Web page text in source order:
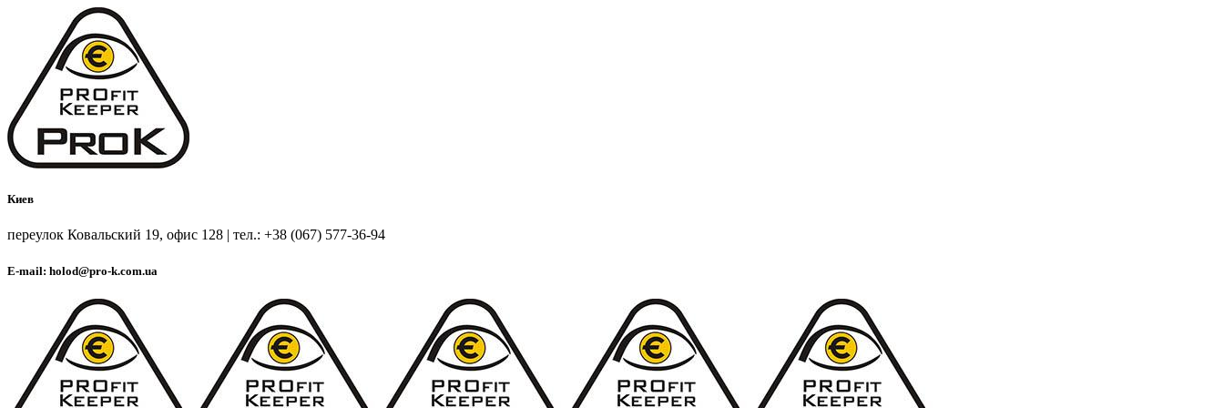
Киев
переулок Ковальский 19, офис 128 | тел.: +38 (067) 577-36-94
E-mail: holod@pro-k.com.ua